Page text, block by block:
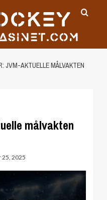
JVM-AKTUELLE MÅLVAKTEN
målvakten
2025